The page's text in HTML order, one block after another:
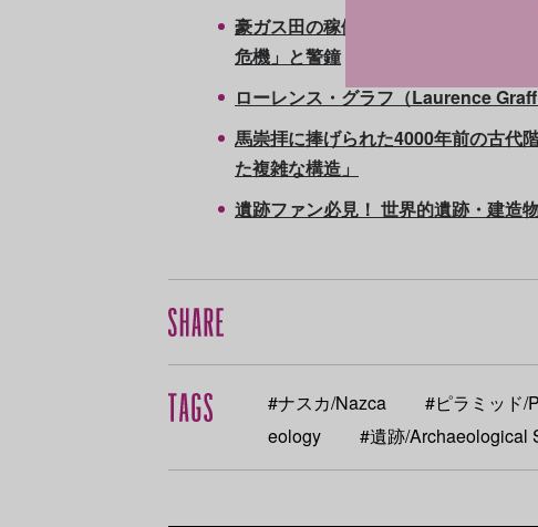
豪ガス田の稼働延長でペトログリフ
危機」と警鐘
ローレンス・グラフ（Laurence Graff
馬崇拝に捧げられた4000年前の古代
た複雑な構造」
遺跡ファン必見！ 世界的遺跡・建造
#ナスカ/Nazca #ピラミッド/
eology
#遺跡/Archaeological